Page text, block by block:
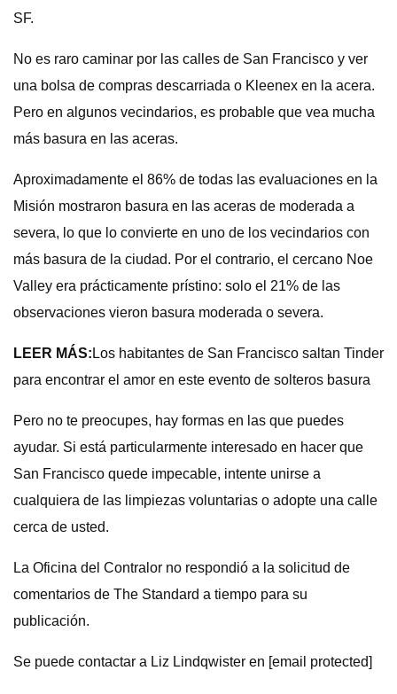
SF.
No es raro caminar por las calles de San Francisco y ver
una bolsa de compras descarriada o Kleenex en la acera.
Pero en algunos vecindarios, es probable que vea mucha
más basura en las aceras.
Aproximadamente el 86% de todas las evaluaciones en la
Misión mostraron basura en las aceras de moderada a
severa, lo que lo convierte en uno de los vecindarios con
más basura de la ciudad. Por el contrario, el cercano Noe
Valley era prácticamente prístino: solo el 21% de las
observaciones vieron basura moderada o severa.
LEER MÁS: Los habitantes de San Francisco saltan Tinder
para encontrar el amor en este evento de solteros basura
Pero no te preocupes, hay formas en las que puedes
ayudar. Si está particularmente interesado en hacer que
San Francisco quede impecable, intente unirse a
cualquiera de las limpiezas voluntarias o adopte una calle
cerca de usted.
La Oficina del Contralor no respondió a la solicitud de
comentarios de The Standard a tiempo para su
publicación.
Se puede contactar a Liz Lindqwister en [email protected]